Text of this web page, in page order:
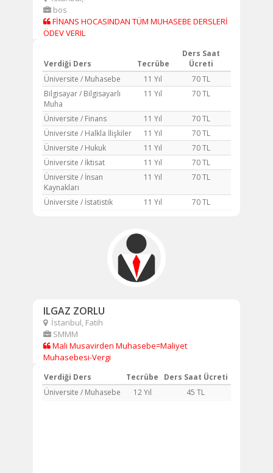
bos
FİNANS HOCASINDAN TÜM MUHASEBE DERSLERİ
ÖDEV VERIL
Verdiği Ders Tecrübe
Ders Saat
Ücreti
Üniversite / Muhasebe
11 Yıl
70 TL
Bilgisayar / Bilgisayarlı
Muha
11 Yıl 70 TL
Üniversite / Finans 11 Yıl
70 TL
Üniversite / Halkla İlişkiler
11 Yıl
70 TL
Üniversite / Hukuk
11 Yıl
70 TL
Üniversite / İktisat
11 Yıl
70 TL
Üniversite / İnsan
Kaynakları
11 Yıl 70 TL
Üniversite / İstatistik 11 Yıl 70 TL
ILGAZ ZORLU
İstanbul, Fatih
SMMM
Mali Musavirden Muhasebe=Maliyet
Muhasebesi-Vergi
Verdiği Ders Tecrübe
Ders Saat Ücreti
Üniversite / Muhasebe
12 Yıl 45 TL